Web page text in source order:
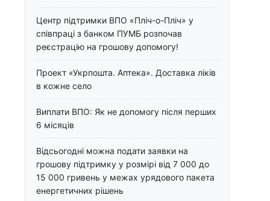
Центр підтримки ВПО «Пліч-о-Пліч» у
співпраці з банком ПУМБ розпочав
реєстрацію на грошову допомогу!
Проект «Укрпошта. Аптека». Доставка ліків
в кожне село
Виплати ВПО: Як не допомогу після перших
6 місяців
Відсьогодні можна подати заявки на
грошову підтримку у розмірі від 7 000 до
15 000 гривень у межах урядового пакета
енергетичних рішень